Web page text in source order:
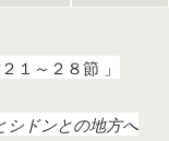
１～２８節 」
シドンとの地方へ